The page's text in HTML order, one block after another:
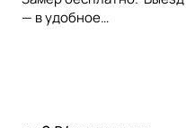
— в удобное